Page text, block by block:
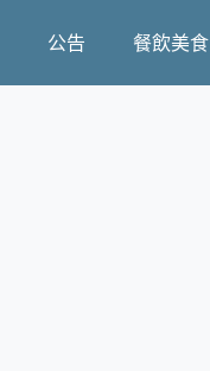
公告 餐飲美食